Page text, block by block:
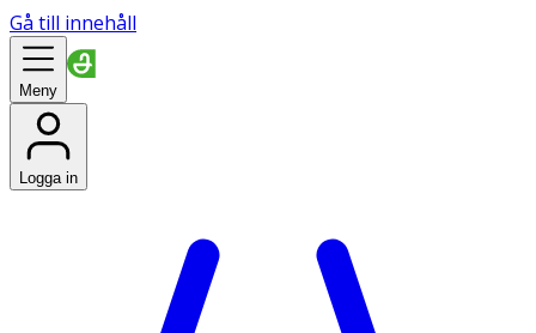
Gå till innehåll
Meny
Logga in